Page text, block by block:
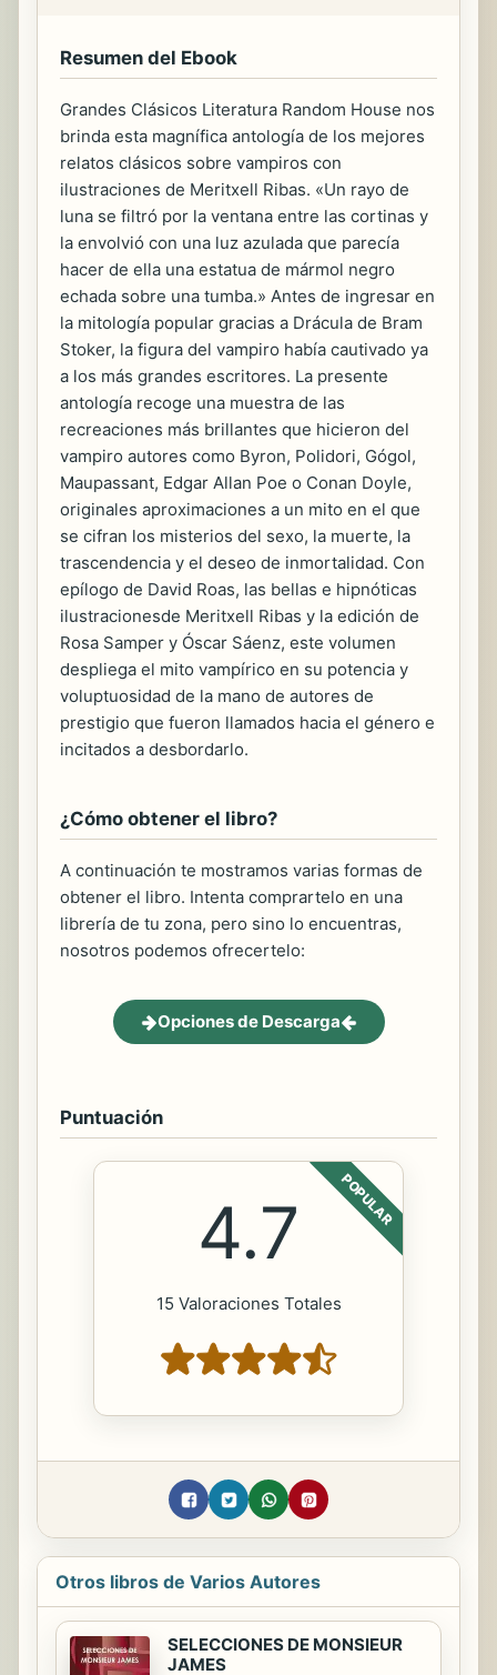
Resumen del Ebook
Grandes Clásicos Literatura Random House nos
brinda esta magnífica antología de los mejores
relatos clásicos sobre vampiros con
ilustraciones de Meritxell Ribas. «Un rayo de
luna se filtró por la ventana entre las cortinas y
la envolvió con una luz azulada que parecía
hacer de ella una estatua de mármol negro
echada sobre una tumba.» Antes de ingresar en
la mitología popular gracias a Drácula de Bram
Stoker, la figura del vampiro había cautivado ya
a los más grandes escritores. La presente
antología recoge una muestra de las
recreaciones más brillantes que hicieron del
vampiro autores como Byron, Polidori, Gógol,
Maupassant, Edgar Allan Poe o Conan Doyle,
originales aproximaciones a un mito en el que
se cifran los misterios del sexo, la muerte, la
trascendencia y el deseo de inmortalidad. Con
epílogo de David Roas, las bellas e hipnóticas
ilustracionesde Meritxell Ribas y la edición de
Rosa Samper y Óscar Sáenz, este volumen
despliega el mito vampírico en su potencia y
voluptuosidad de la mano de autores de
prestigio que fueron llamados hacia el género e
incitados a desbordarlo.
¿Cómo obtener el libro?
A continuación te mostramos varias formas de
obtener el libro. Intenta comprartelo en una
librería de tu zona, pero sino lo encuentras,
nosotros podemos ofrecertelo:
Opciones de Descarga
Puntuación
POPULAR
4.7
15 Valoraciones Totales
Otros libros de Varios Autores
SELECCIONES DE MONSIEUR
JAMES